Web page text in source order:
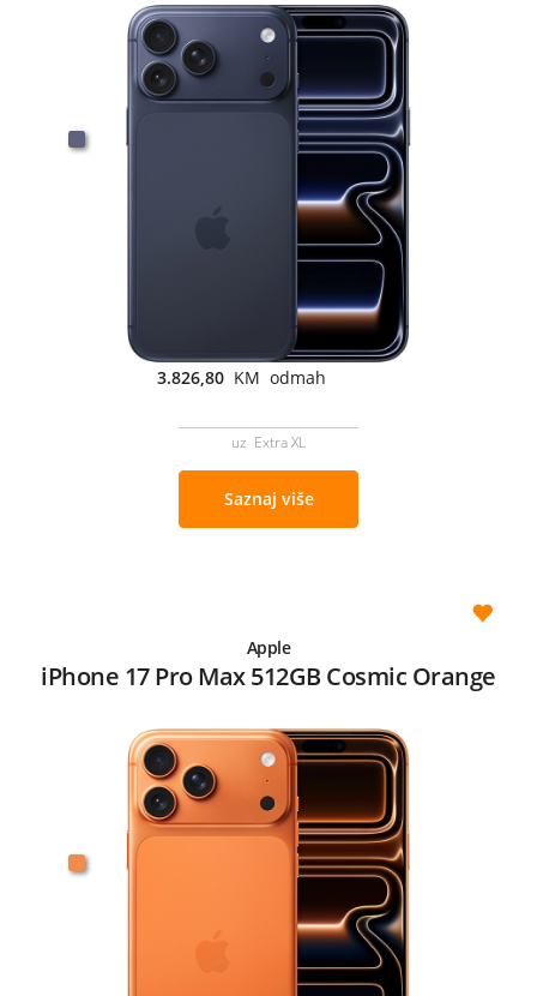
3.826,80 KM odmah
uz Extra XL
Saznaj više
Apple
iPhone 17 Pro Max 512GB Cosmic Orange